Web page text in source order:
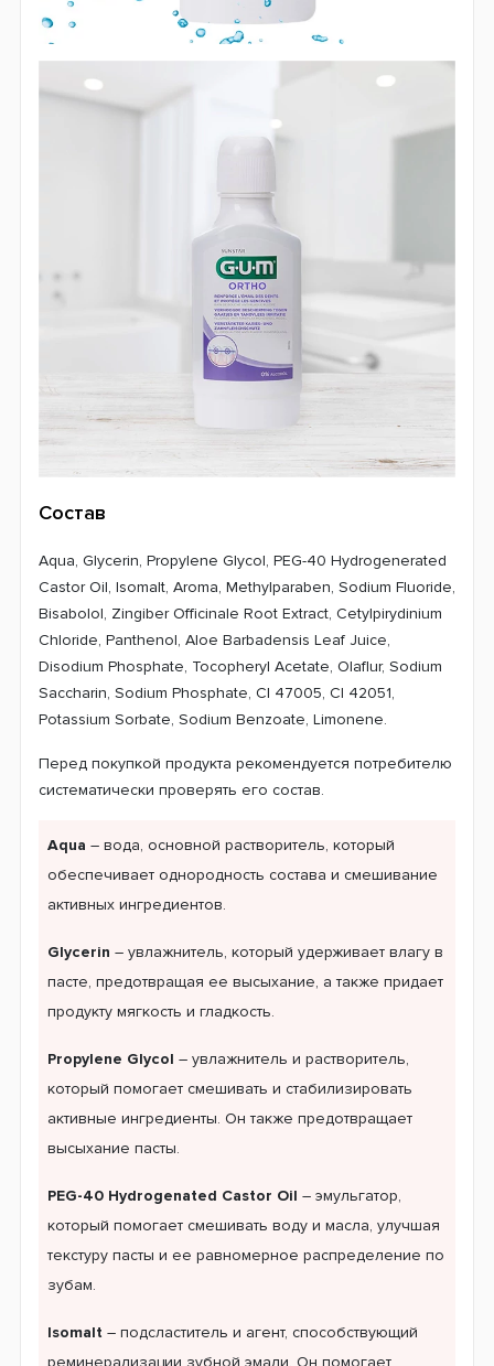
Состав
Aqua, Glycerin, Propylene Glycol, PEG-40 Hydrogenerated
Castor Oil, Isomalt, Aroma, Methylparaben, Sodium Fluoride,
Bisabolol, Zingiber Officinale Root Extract, Cetylpirydinium
Chloride, Panthenol, Aloe Barbadensis Leaf Juice,
Disodium Phosphate, Tocopheryl Acetate, Olaflur, Sodium
Saccharin, Sodium Phosphate, CI 47005, CI 42051,
Potassium Sorbate, Sodium Benzoate, Limonene.
Перед покупкой продукта рекомендуется потребителю
систематически проверять его состав.
Aqua – вода, основной растворитель, который
обеспечивает однородность состава и смешивание
активных ингредиентов.
Glycerin – увлажнитель, который удерживает влагу в
пасте, предотвращая ее высыхание, а также придает
продукту мягкость и гладкость.
Propylene Glycol – увлажнитель и растворитель,
который помогает смешивать и стабилизировать
активные ингредиенты. Он также предотвращает
высыхание пасты.
PEG-40 Hydrogenated Castor Oil – эмульгатор,
который помогает смешивать воду и масла, улучшая
текстуру пасты и ее равномерное распределение по
зубам.
Isomalt – подсластитель и агент, способствующий